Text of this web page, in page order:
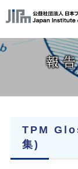
報
TPM
集)